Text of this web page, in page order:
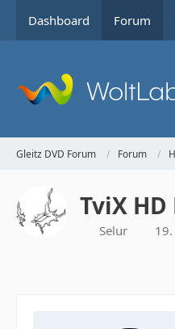
Dashboard Forum
Gleitz DVD Forum Forum
TviX
Selur